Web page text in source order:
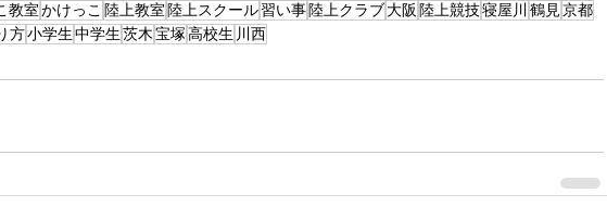
教室かけっこ 陸上教室 陸上スクール習い事陸上クラブ大阪 陸上競技寝屋川 鶴見京都
方小学生中学生茨木宝塚高校生 川西